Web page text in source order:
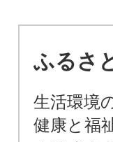
ふるさ
生活環境
健康と福